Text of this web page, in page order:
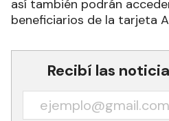
así también podrán
beneficiarios de la tarjeta
Recibí las